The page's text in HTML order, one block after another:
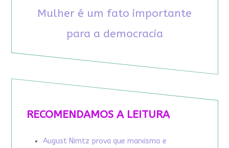
Mulher é um fato importante
para a democracia
RECOMENDAMOS A LEITURA
August Nimtz prova que marxismo e